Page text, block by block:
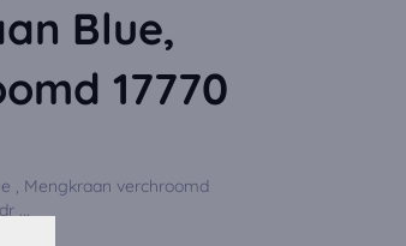
Blue,
17770
, Mengkraan verchroomd
...